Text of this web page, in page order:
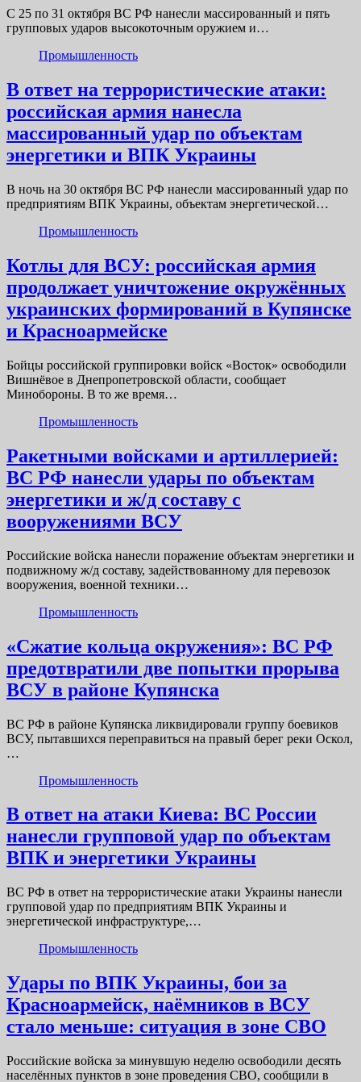
С 25 по 31 октября ВС РФ нанесли массированный и пять
групповых ударов высокоточным оружием и…
Промышленность
В ответ на террористические атаки:
российская армия нанесла
массированный удар по объектам
энергетики и ВПК Украины
В ночь на 30 октября ВС РФ нанесли массированный удар по
предприятиям ВПК Украины, объектам энергетической…
Промышленность
Котлы для ВСУ: российская армия
продолжает уничтожение окружённых
украинских формирований в Купянске
и Красноармейске
Бойцы российской группировки войск «Восток» освободили
Вишнёвое в Днепропетровской области, сообщает
Минобороны. В то же время…
Промышленность
Ракетными войсками и артиллерией:
ВС РФ нанесли удары по объектам
энергетики и ж/д составу с
вооружениями ВСУ
Российские войска нанесли поражение объектам энергетики и
подвижному ж/д составу, задействованному для перевозок
вооружения, военной техники…
Промышленность
«Сжатие кольца окружения»: ВС РФ
предотвратили две попытки прорыва
ВСУ в районе Купянска
ВС РФ в районе Купянска ликвидировали группу боевиков
ВСУ, пытавшихся переправиться на правый берег реки Оскол,
…
Промышленность
В ответ на атаки Киева: ВС России
нанесли групповой удар по объектам
ВПК и энергетики Украины
ВС РФ в ответ на террористические атаки Украины нанесли
групповой удар по предприятиям ВПК Украины и
энергетической инфраструктуре,…
Промышленность
Удары по ВПК Украины, бои за
Красноармейск, наёмников в ВСУ
стало меньше: ситуация в зоне СВО
Российские войска за минувшую неделю освободили десять
населённых пунктов в зоне проведения СВО, сообщили в